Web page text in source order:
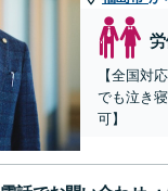
【全国対
でも泣き
可】